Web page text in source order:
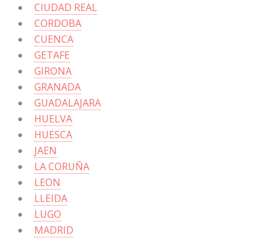
CIUDAD REAL
CORDOBA
CUENCA
GETAFE
GIRONA
GRANADA
GUADALAJARA
HUELVA
HUESCA
JAEN
LA CORUÑA
LEON
LLEIDA
LUGO
MADRID